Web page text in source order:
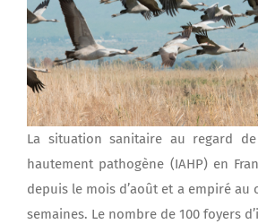
La situation sanitaire au regard de
hautement pathogène (IAHP) en
depuis le mois d’août et a empiré au
semaines. Le nombre de 100 foyers